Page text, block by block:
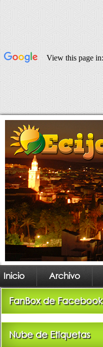
Inicio Archivo
FanBox de Facebook
Nube de Etiquetas